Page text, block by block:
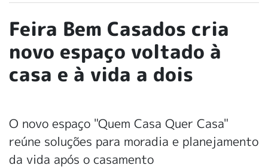
Feira Bem Casados cria
novo espaço voltado à
casa e à vida a dois
O novo espaço "Quem Casa Quer Casa"
reúne soluções para moradia e planejamento
da vida após o casamento